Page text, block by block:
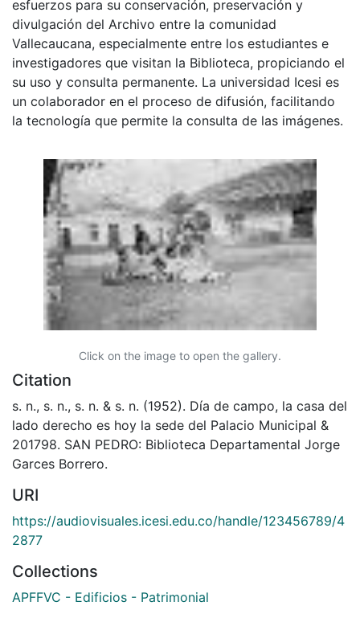
esfuerzos para su conservación, preservación y
divulgación del Archivo entre la comunidad
Vallecaucana, especialmente entre los estudiantes e
investigadores que visitan la Biblioteca, propiciando el
su uso y consulta permanente. La universidad Icesi es
un colaborador en el proceso de difusión, facilitando
la tecnología que permite la consulta de las imágenes.
Click on the image to open the gallery.
Citation
s. n., s. n., s. n. & s. n. (1952). Día de campo, la casa del
lado derecho es hoy la sede del Palacio Municipal &
201798. SAN PEDRO: Biblioteca Departamental Jorge
Garces Borrero.
URI
https://audiovisuales.icesi.edu.co/handle/123456789/4
2877
Collections
APFFVC - Edificios - Patrimonial